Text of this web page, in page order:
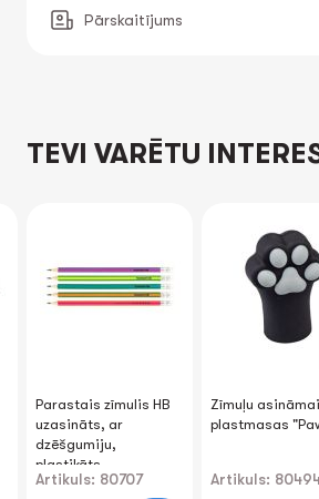
Pārskaitījums
TEVI VARĒTU
Parastais zīmulis HB
uzasināts, ar
dzēšgumiju,
plastikāts
Artikuls: 80707
Zīmuļu
plastmasas
Artikuls: